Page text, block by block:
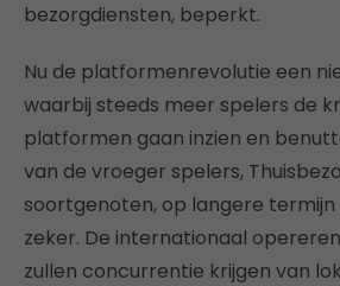
bezorgdiensten, beperkt.
Nu de platformenrevolutie een
waarbij steeds meer spelers de
platformen gaan inzien en
van de vroeger spelers,
soortgenoten, op langere
zeker. De internationaal
zullen concurrentie krijgen van